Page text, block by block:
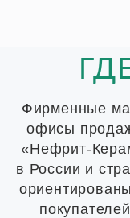
Фирменные
офисы
«Нефрит-
в России и